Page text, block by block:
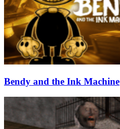
Bendy and the Ink Machine